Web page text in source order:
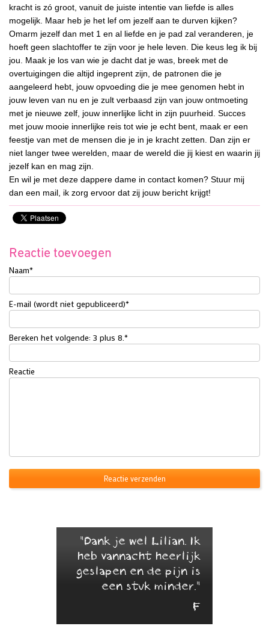
kracht is zó groot, vanuit de juiste intentie van liefde is alles
mogelijk. Maar heb je het lef om jezelf aan te durven kijken?
Omarm jezelf dan met 1 en al liefde en je pad zal veranderen, je
hoeft geen slachtoffer te zijn voor je hele leven. Die keus leg ik bij
jou. Maak je los van wie je dacht dat je was, breek met de
overtuigingen die altijd ingeprent zijn, de patronen die je
aangeleerd hebt, jouw opvoeding die je mee genomen hebt in
jouw leven van nu en je zult verbaasd zijn van jouw ontmoeting
met je nieuwe zelf, jouw innerlijke licht in zijn puurheid. Succes
met jouw mooie innerlijke reis tot wie je echt bent, maak er een
feestje van met de mensen die je in je kracht zetten. Dan zijn er
niet langer twee werelden, maar de wereld die jij kiest en waarin jij
jezelf kan en mag zijn.
En wil je met deze dappere dame in contact komen? Stuur mij
dan een mail, ik zorg ervoor dat zij jouw bericht krijgt!
Reactie toevoegen
Naam*
E-mail (wordt niet gepubliceerd)*
Bereken het volgende: 3 plus 8.*
Reactie
"Dank je wel Lilian. Ik
heb vannacht heerlijk
geslapen en de pijn is
een stuk minder."
F